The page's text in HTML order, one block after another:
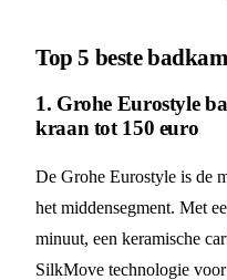
Top 5 beste
1. Grohe Eurostyle
kraan tot 150 euro
De Grohe Eurostyle is de
het middensegment. Met
minuut, een keramische
SilkMove technologie